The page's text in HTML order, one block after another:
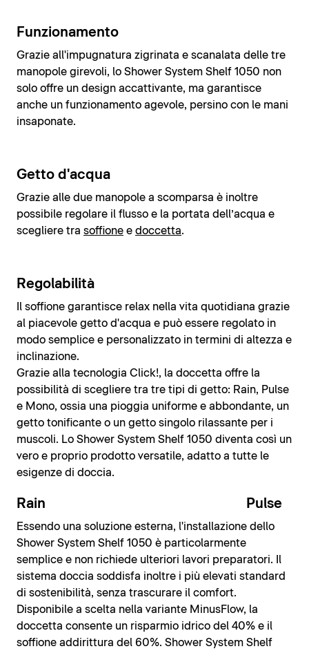
Funzionamento
Grazie all'impugnatura zigrinata e scanalata delle tre
manopole girevoli, lo Shower System Shelf 1050 non
solo offre un design accattivante, ma garantisce
anche un funzionamento agevole, persino con le mani
insaponate.
Getto d'acqua
Grazie alle due manopole a scomparsa è inoltre
possibile regolare il flusso e la portata dell’acqua e
scegliere tra soffione e doccetta.
Regolabilità
Il soffione garantisce relax nella vita quotidiana grazie
al piacevole getto d'acqua e può essere regolato in
modo semplice e personalizzato in termini di altezza e
inclinazione.
Grazie alla tecnologia Click!, la doccetta offre la
possibilità di scegliere tra tre tipi di getto: Rain, Pulse
e Mono, ossia una pioggia uniforme e abbondante, un
getto tonificante o un getto singolo rilassante per i
muscoli. Lo Shower System Shelf 1050 diventa così un
vero e proprio prodotto versatile, adatto a tutte le
esigenze di doccia.
Rain Pulse
Essendo una soluzione esterna, l'installazione dello
Shower System Shelf 1050 è particolarmente
semplice e non richiede ulteriori lavori preparatori. Il
sistema doccia soddisfa inoltre i più elevati standard
di sostenibilità, senza trascurare il comfort.
Disponibile a scelta nella variante MinusFlow, la
doccetta consente un risparmio idrico del 40% e il
soffione addirittura del 60%. Shower System Shelf